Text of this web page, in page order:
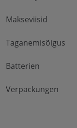
Makseviisid
Taganemisõigus
Batterien
Verpackungen